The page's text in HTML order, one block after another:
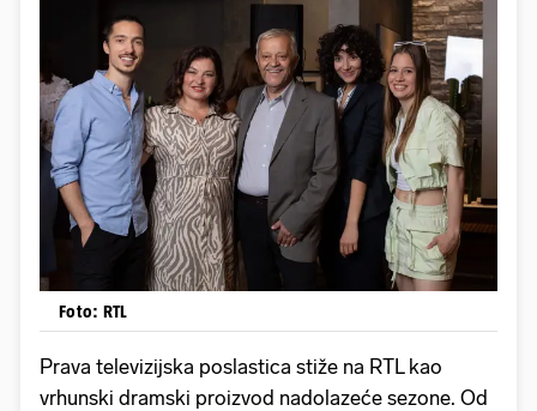
Foto: RTL
Prava televizijska poslastica stiže na RTL kao
vrhunski dramski proizvod nadolazeće sezone. Od